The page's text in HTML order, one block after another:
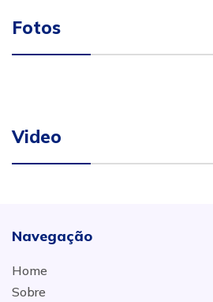
Fotos
Video
Navegação
Home
Sobre